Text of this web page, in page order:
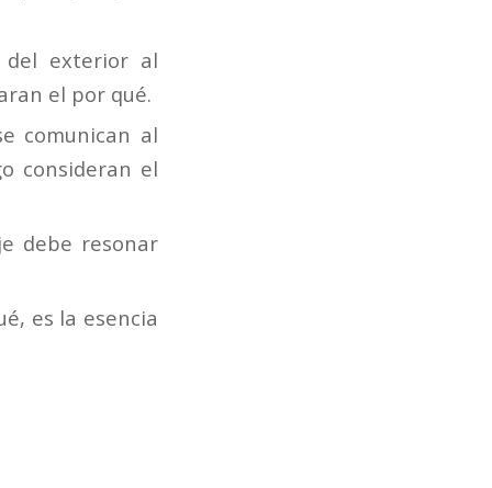
del exterior al
el por qué.
comunican al
consideran el
debe resonar
es la esencia